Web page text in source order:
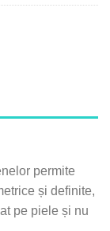
permite
și definite,
pe piele și nu